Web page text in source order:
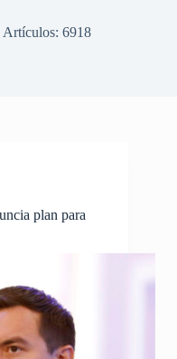
Artículos: 6918
plan para